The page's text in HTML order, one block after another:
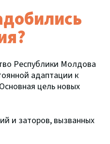
Республики Молдова
адаптации к
цель новых
и заторов, вызванных